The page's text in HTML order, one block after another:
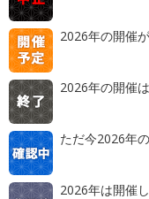
2026年の開催
2026年の開催
ただ今2026年
2026年は開催